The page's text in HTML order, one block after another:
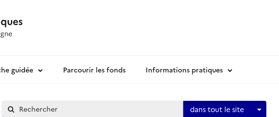
guidée Parcourir les fonds Informations pratiques
dans tout le site